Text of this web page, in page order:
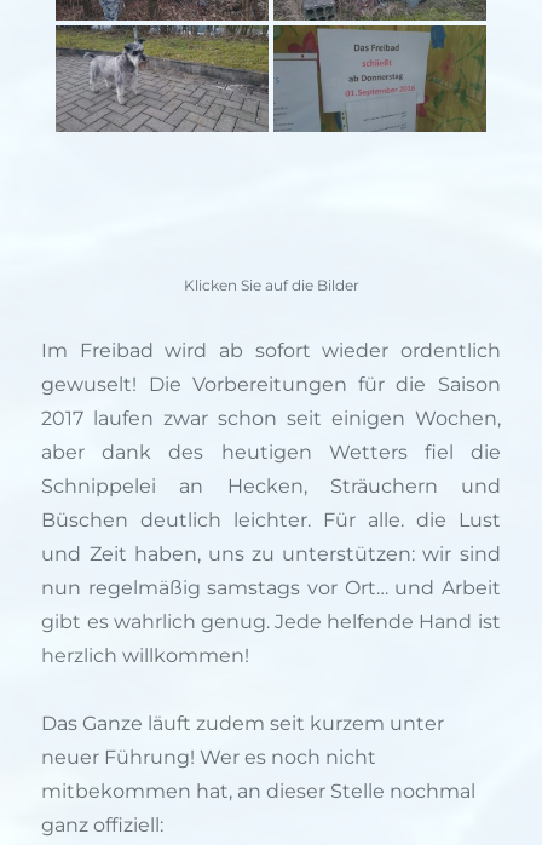
Klicken Sie auf die Bilder
Im Freibad wird ab sofort wieder ordentlich
gewuselt! Die Vorbereitungen für die Saison
2017 laufen zwar schon seit einigen Wochen,
aber dank des heutigen Wetters fiel die
Schnippelei an Hecken, Sträuchern und
Büschen deutlich leichter. Für alle. die Lust
und Zeit haben, uns zu unterstützen: wir sind
nun regelmäßig samstags vor Ort… und Arbeit
gibt es wahrlich genug. Jede helfende Hand ist
herzlich willkommen!
Das Ganze läuft zudem seit kurzem unter
neuer Führung! Wer es noch nicht
mitbekommen hat, an dieser Stelle nochmal
ganz offiziell: